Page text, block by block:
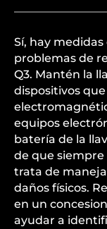
Sí, hay
problemas de
Q3. Mantén la
dispositivos
equipos
batería de la
de que
trata de
daños físicos.
en un
ayudar a